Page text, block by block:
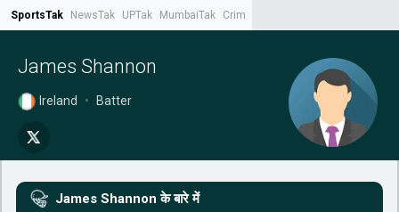
SportsTak NewsTak UPTak MumbaiTak CrimeTak
James Shannon
Ireland • Batter
James Shannon के बारे में